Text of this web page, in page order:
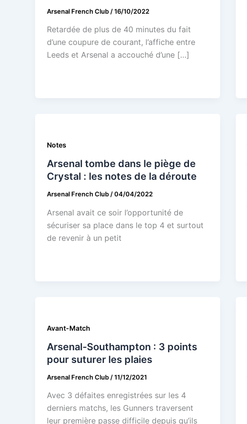
Arsenal French Club /16/10/2022
Retardée de plus de 40 minutes du fait
d’une coupure de courant, l’affiche entre
Leeds et Arsenal a accouché d’une […]
Notes
Arsenal tombe dans le piège de
Crystal : les notes de la déroute
Arsenal French Club /04/04/2022
Arsenal avait ce soir l’opportunité de
sécuriser sa place dans le top 4 et surtout
de revenir à un petit
Avant-Match
Arsenal-Southampton : 3 points
pour suturer les plaies
Arsenal French Club /11/12/2021
Avec 3 défaites enregistrées sur les 4
derniers matchs, les Gunners traversent
leur première passe difficile depuis qu’ils